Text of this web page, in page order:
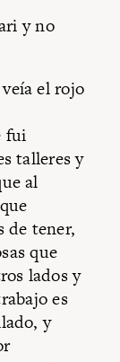
y no
el rojo
fui
talleres y
al
de tener,
que
lados y
es
y